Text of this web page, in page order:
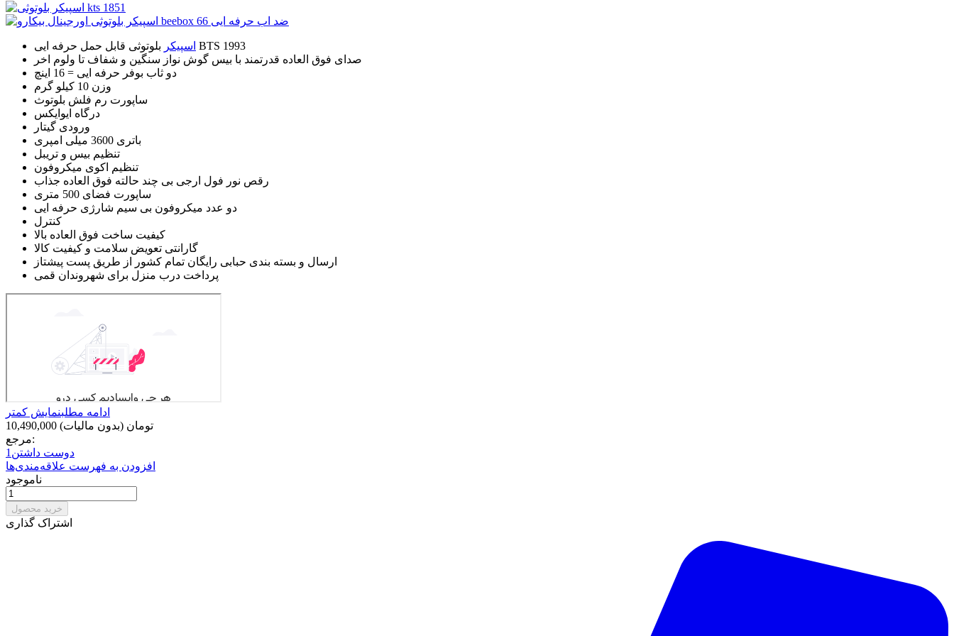
اسپیکر بلوتوثی قابل حمل حرفه ایی BTS 1993
صدای فوق العاده قدرتمند با بیس گوش نواز سنگین و شفاف تا ولوم اخر
دو ثاب بوفر حرفه ایی = 16 اینچ
وزن 10 کیلو گرم
ساپورت رم فلش بلوتوث
درگاه ایوایکس
ورودی گیتار
باتری 3600 میلی امپری
تنظیم بیس و تریبل
تنظیم اکوی میکروفون
رقص نور فول ارجی بی چند حالته فوق العاده جذاب
ساپورت فضای 500 متری
دو عدد میکروفون بی سیم شارژی حرفه ایی
کنترل
کیفیت ساخت فوق العاده بالا
گارانتی تعویض سلامت و کیفیت کالا
ارسال و بسته بندی حبابی رایگان تمام کشور از طریق پست پیشتاز
پرداخت درب منزل برای شهروندان قمی
ادامه مطلبنمایش کمتر
10,490,000 تومان (بدون مالیات)
مرجع:
دوست داشتن 1
افزودن به فهرست علاقه‌مندی‌ها
ناموجود
خرید محصول
اشتراک گذاری